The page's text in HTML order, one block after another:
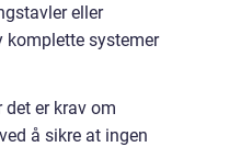
eller
komplette systemer
er krav om
å sikre at ingen